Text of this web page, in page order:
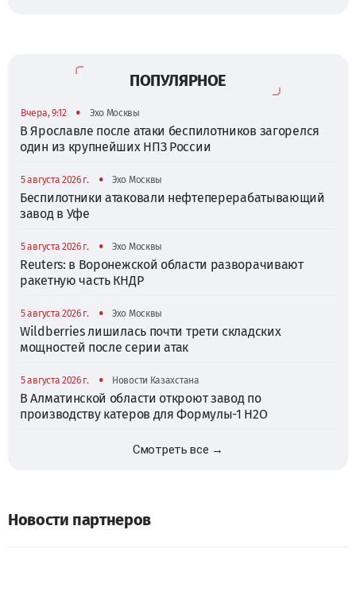
ПОПУЛЯРНОЕ
Вчера, 9:12 • Эхо Москвы
В Ярославле после атаки беспилотников загорелся
один из крупнейших НПЗ России
5 августа 2026 г. • Эхо Москвы
Беспилотники атаковали нефтеперерабатывающий
завод в Уфе
5 августа 2026 г. • Эхо Москвы
Reuters: в Воронежской области разворачивают
ракетную часть КНДР
5 августа 2026 г. • Эхо Москвы
Wildberries лишилась почти трети складских
мощностей после серии атак
5 августа 2026 г. • Новости Казахстана
В Алматинской области откроют завод по
производству катеров для Формулы-1 H2O
Смотреть все →
Новости партнеров